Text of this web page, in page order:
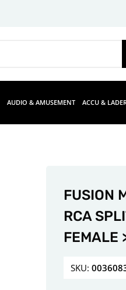
AUDIO & AMUSEMENT ACCU &
FUSION
RCA
FEMALE
SKU: